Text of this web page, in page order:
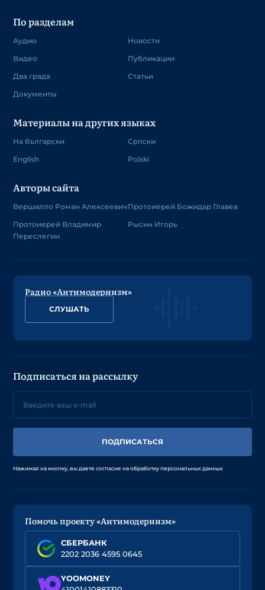
По разделам
Аудио
Видео
Два града
Документы
Новости
Публикации
Статьи
Материалы на других языках
На български
English
Српски
Polski
Авторы сайта
Вершилло Роман Алексеевич
Протоиерей Владимир
Переслегин
Протоиерей Божидар Главев
Рысин Игорь
Радио «Антимодернизм»
СЛУШАТЬ
Подписаться на рассылку
ПОДПИСАТЬСЯ
Нажимая на кнопку, вы даете согласие на обработку персональных данных
Помочь проекту «Антимодернизм»
СБЕРБАНК
2202 2036 4595 0645
YOOMONEY